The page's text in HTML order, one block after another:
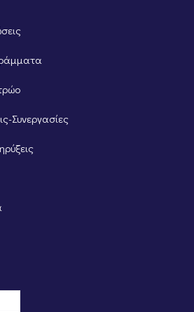
Συνεργασίες